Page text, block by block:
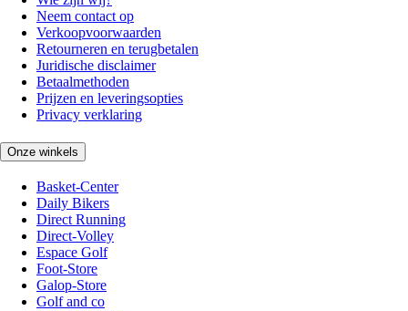
Neem contact op
Verkoopvoorwaarden
Retourneren en terugbetalen
Juridische disclaimer
Betaalmethoden
Prijzen en leveringsopties
Privacy verklaring
Onze winkels
Basket-Center
Daily Bikers
Direct Running
Direct-Volley
Espace Golf
Foot-Store
Galop-Store
Golf and co